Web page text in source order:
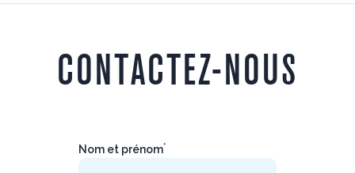
CONTACTEZ-NOUS
Nom et prénom*